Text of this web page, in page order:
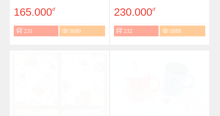
165.000đ
231 3680
230.000đ
232 3888